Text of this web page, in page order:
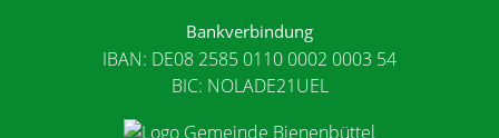
Bankverbindung
IBAN: DE08 2585 0110 0002 0003 54
BIC: NOLADE21UEL